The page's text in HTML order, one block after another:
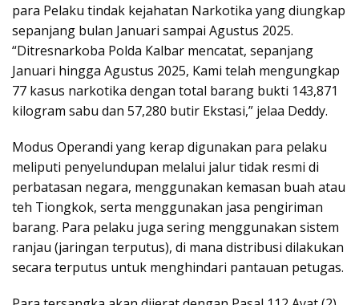
para Pelaku tindak kejahatan Narkotika yang diungkap
sepanjang bulan Januari sampai Agustus 2025.
“Ditresnarkoba Polda Kalbar mencatat, sepanjang
Januari hingga Agustus 2025, Kami telah mengungkap
77 kasus narkotika dengan total barang bukti 143,871
kilogram sabu dan 57,280 butir Ekstasi,” jelaa Deddy.
Modus Operandi yang kerap digunakan para pelaku
meliputi penyelundupan melalui jalur tidak resmi di
perbatasan negara, menggunakan kemasan buah atau
teh Tiongkok, serta menggunakan jasa pengiriman
barang. Para pelaku juga sering menggunakan sistem
ranjau (jaringan terputus), di mana distribusi dilakukan
secara terputus untuk menghindari pantauan petugas.